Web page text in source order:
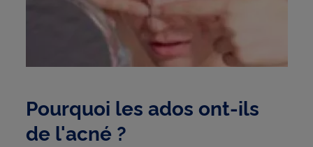
Pourquoi les ados ont-ils
de l'acné ?